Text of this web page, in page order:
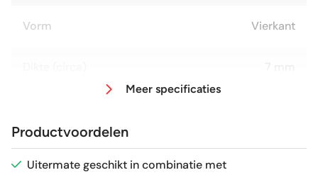
Vorm Vierkant
Antislipwaarde R9
Meer specificaties
Productvoordelen
Uitermate geschikt in combinatie met